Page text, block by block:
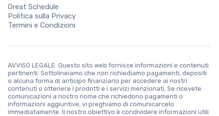
Great Schedule
Politica sulla Privacy
Termini e Condizioni
AVVISO LEGALE: Questo sito web fornisce informazioni e contenuti
pertinenti. Sottolineiamo che non richiediamo pagamenti, depositi
o alcuna forma di anticipo finanziario per accedere ai nostri
contenuti o ottenere i prodotti e i servizi menzionati. Se ricevete
comunicazioni a nostro nome che richiedono pagamenti o
informazioni aggiuntive, vi preghiamo di comunicarcelo
immediatamente. Il nostro obiettivo è condividere informazioni utili